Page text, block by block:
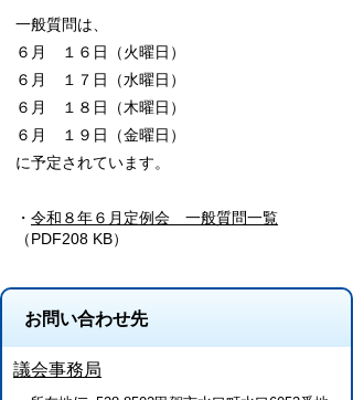
一般質問は、
６月 １６日（火曜日）
６月 １７日（水曜日）
６月 １８日（木曜日）
６月 １９日（金曜日）
に予定されています。
・ 令和８年６月定例会 一般質問一覧
（PDF208 KB）
お問い合わせ先
議会事務局